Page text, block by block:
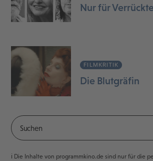
Nur für Verrückte
FILMKRITIK
Die Blutgräfin
ℹ️ Die Inhalte von programmkino.de sind nur für die